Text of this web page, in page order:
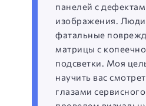
панелей с
изображения. Люди
фатальные
матрицы с
подсветки. Моя
научить вас
глазами